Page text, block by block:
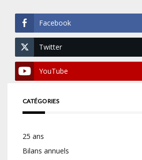
Facebook
Twitter
YouTube
CATÉGORIES
25 ans
Bilans annuels